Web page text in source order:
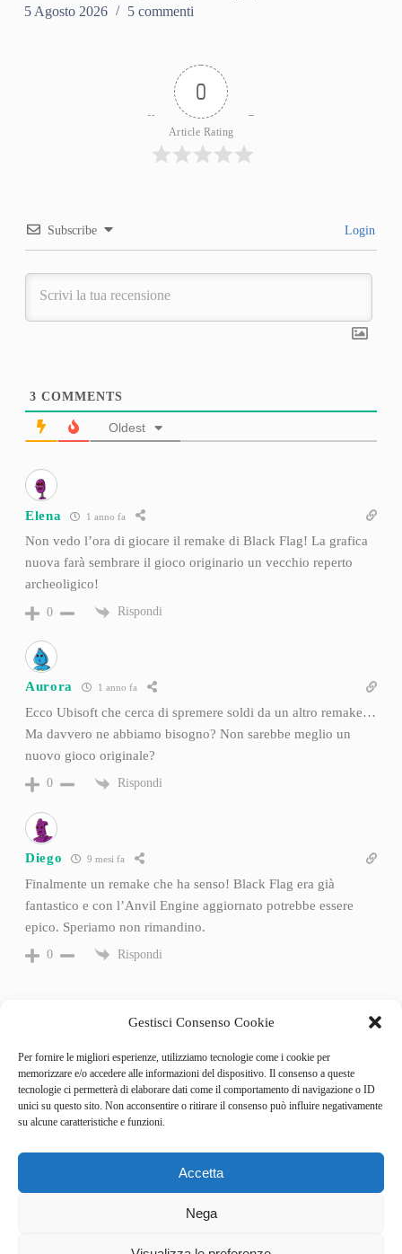
Gestisci Consenso Cookie
Per fornire le migliori esperienze, utilizziamo tecnologie come i cookie per
memorizzare e/o accedere alle informazioni del dispositivo. Il consenso a queste
tecnologie ci permetterà di elaborare dati come il comportamento di navigazione o ID
unici su questo sito. Non acconsentire o ritirare il consenso può influire negativamente
su alcune caratteristiche e funzioni.
Accetta
Nega
5 Agosto 2026
5 commenti
0
Article Rating
Subscribe Login
3 COMMENTS
Oldest
Elena 1 anno fa
Non vedo l’ora di giocare il remake di Black Flag! La grafica
nuova farà sembrare il gioco originario un vecchio reperto
archeoligico!
0 Rispondi
Aurora 1 anno fa
Ecco Ubisoft che cerca di spremere soldi da un altro remake…
Ma davvero ne abbiamo bisogno? Non sarebbe meglio un
nuovo gioco originale?
0 Rispondi
Diego 9 mesi fa
Finalmente un remake che ha senso! Black Flag era già
fantastico e con l’Anvil Engine aggiornato potrebbe essere
epico. Speriamo non rimandino.
0 Rispondi
Categories
Behind the Game
GameSpotlight